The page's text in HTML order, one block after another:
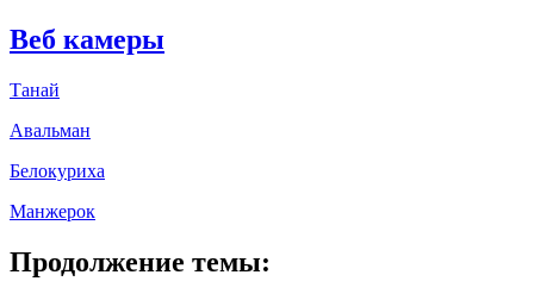
Веб камеры
Танай
Авальман
Белокуриха
Манжерок
Продолжение темы: